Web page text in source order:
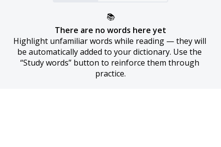
📚
There are no words here yet
Highlight unfamiliar words while reading — they will
be automatically added to your dictionary. Use the
“Study words” button to reinforce them through
practice.